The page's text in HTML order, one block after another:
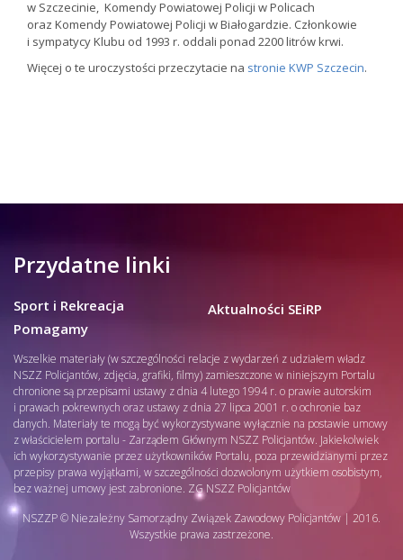
w Szczecinie, Komendy Powiatowej Policji w Policach
oraz Komendy Powiatowej Policji w Białogardzie. Członkowie
i sympatycy Klubu od 1993 r. oddali ponad 2200 litrów krwi.
Więcej o te uroczystości przeczytacie na stronie KWP Szczecin.
Przydatne linki
Sport i Rekreacja
Pomagamy
Aktualności SEiRP
Wszelkie materiały (w szczególności relacje z wydarzeń z udziałem władz
NSZZ Policjantów, zdjęcia, grafiki, filmy) zamieszczone w niniejszym Portalu
chronione są przepisami ustawy z dnia 4 lutego 1994 r. o prawie autorskim
i prawach pokrewnych oraz ustawy z dnia 27 lipca 2001 r. o ochronie baz
danych. Materiały te mogą być wykorzystywane wyłącznie na postawie umowy
z właścicielem portalu - Zarządem Głównym NSZZ Policjantów. Jakiekolwiek
ich wykorzystywanie przez użytkowników Portalu, poza przewidzianymi przez
przepisy prawa wyjątkami, w szczególności dozwolonym użytkiem osobistym,
bez ważnej umowy jest zabronione. ZG NSZZ Policjantów
NSZZP © Niezależny Samorządny Związek Zawodowy Policjantów | 2016.
Wszystkie prawa zastrzeżone.